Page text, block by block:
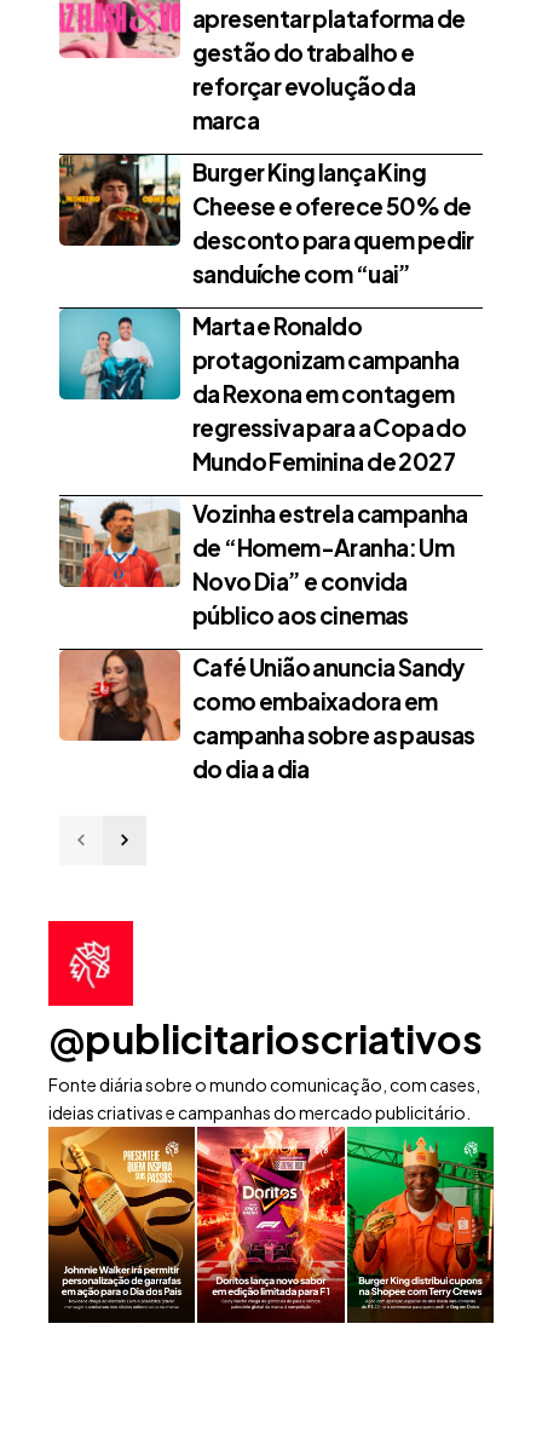
apresentar plataforma de
gestão do trabalho e
reforçar evolução da
marca
Burger King lança King
Cheese e oferece 50% de
desconto para quem pedir
sanduíche com “uai”
Marta e Ronaldo
protagonizam campanha
da Rexona em contagem
regressiva para a Copa do
Mundo Feminina de 2027
Vozinha estrela campanha
de “Homem-Aranha: Um
Novo Dia” e convida
público aos cinemas
Café União anuncia Sandy
como embaixadora em
campanha sobre as pausas
do dia a dia
@publicitarioscriativos
Fonte diária sobre o mundo comunicação, com cases,
ideias criativas e campanhas do mercado publicitário.